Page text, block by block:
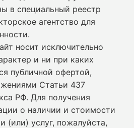
в специальный реестр
агентство для
носит исключительно
и ни при каких
публичной офертой,
Статьи 437
РФ. Для получения
о наличии и стоимости
(или) услуг, пожалуйста,